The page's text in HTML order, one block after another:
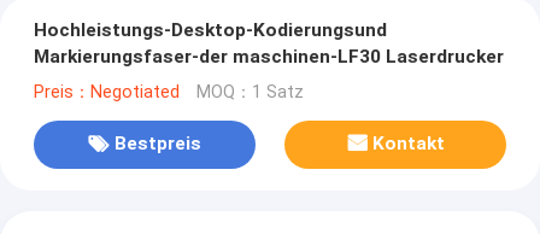
Hochleistungs-Desktop-Kodierungsund
Markierungsfaser-der maschinen-LF30 Laserdrucker
Preis：Negotiated MOQ：1 Satz
Bestpreis Kontakt